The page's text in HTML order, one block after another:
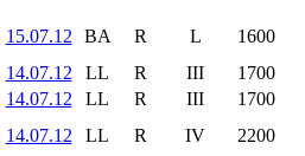
15.07.12 BA R L 1600
14.07.12
LL R III 1700
14.07.12
LL R III 1700
14.07.12
LL R IV 2200